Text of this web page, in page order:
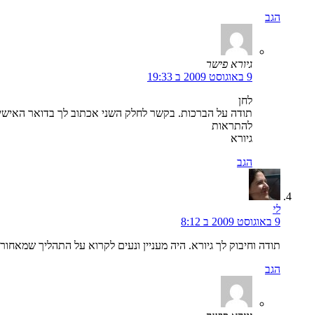
הגב
גיורא פישר
9 באוגוסט 2009 ב 19:33
לחן
תודה על הברכות. בקשר לחלק השני אכתוב לך בדואר
להתראות
גיורא
הגב
לי
9 באוגוסט 2009 ב 8:12
תודה וחיבוק לך גיורא. היה מעניין ונעים לקרוא על התהליך
הגב